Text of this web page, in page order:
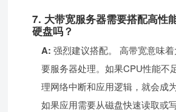
7. 大带宽服务器需要搭配高性
硬盘吗？
A: 强烈建议搭配。 高带宽意味
要服务器处理。如果CPU性能不
理网络中断和应用逻辑，就会成
如果应用需要从磁盘快速读取或